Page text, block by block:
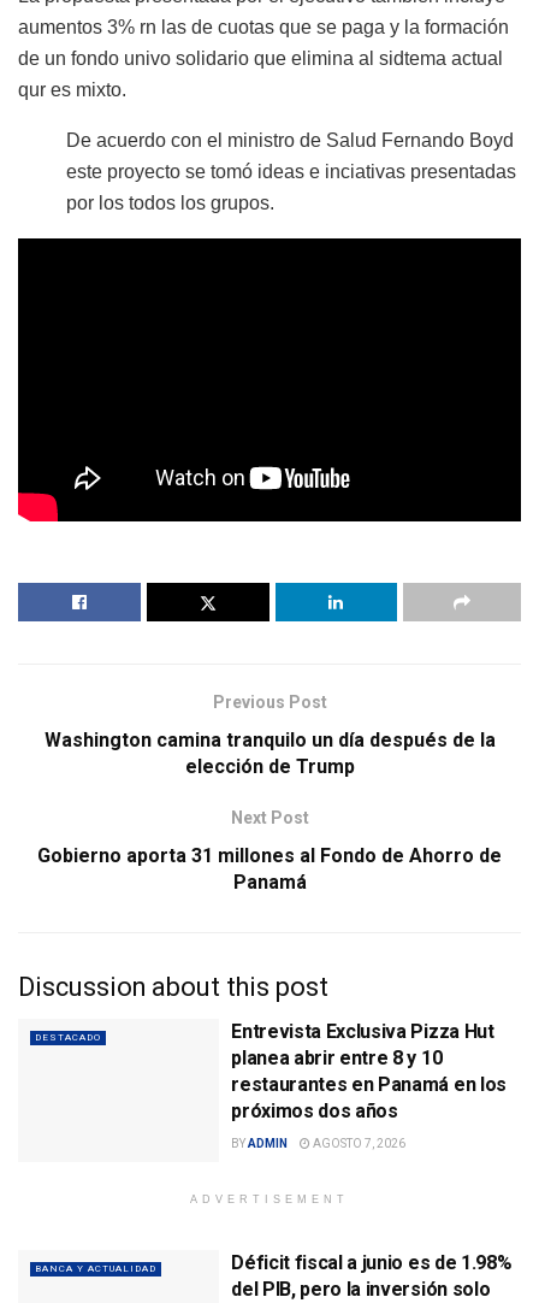
aumentos 3% rn las de cuotas que se paga y la formación
de un fondo univo solidario que elimina al sidtema actual
qur es mixto.
De acuerdo con el ministro de Salud Fernando Boyd
este proyecto se tomó ideas e inciativas presentadas
por los todos los grupos.
Previous Post
Washington camina tranquilo un día después de la
elección de Trump
Next Post
Gobierno aporta 31 millones al Fondo de Ahorro de
Panamá
Discussion about this post
DESTACADO
Entrevista Exclusiva Pizza Hut
planea abrir entre 8 y 10
restaurantes en Panamá en los
próximos dos años
BYADMIN AGOSTO 7, 2026
ADVERTISEMENT
BANCA Y ACTUALIDAD
Déficit fiscal a junio es de 1.98%
del PIB, pero la inversión solo